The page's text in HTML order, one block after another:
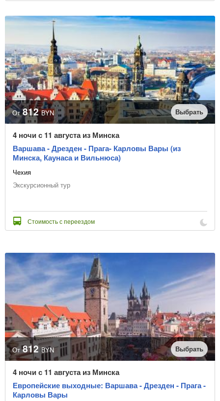
От 812 BYN Выбрать
4 ночи с 11 августа из Минска
Варшава - Дрезден - Прага- Карловы Вары (из
Минска, Каунаса и Вильнюса)
Чехия
Экскурсионный тур
Стоимость с переездом
От 812 BYN Выбрать
4 ночи с 11 августа из Минска
Европейские выходные: Варшава - Дрезден - Прага -
Карловы Вары